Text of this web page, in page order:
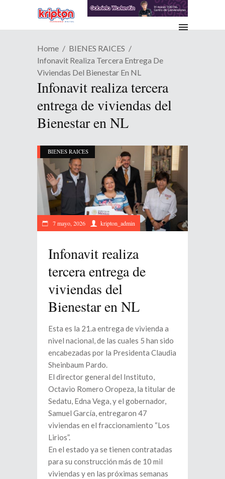
Home
BIENES RAICES
Infonavit Realiza Tercera Entrega De
Viviendas Del Bienestar En NL
Infonavit realiza tercera
entrega de viviendas del
Bienestar en NL
BIENES RAICES
7 mayo, 2026 kripton_admin
Infonavit realiza
tercera entrega de
viviendas del
Bienestar en NL
Esta es la 21.a entrega de vivienda a
nivel nacional, de las cuales 5 han sido
encabezadas por la Presidenta Claudia
Sheinbaum Pardo.
El director general del Instituto,
Octavio Romero Oropeza, la titular de
Sedatu, Edna Vega, y el gobernador,
Samuel García, entregaron 47
viviendas en el fraccionamiento “Los
Lirios”.
En el estado ya se tienen contratadas
para su construcción más de 10 mil
viviendas y en las próximas semanas